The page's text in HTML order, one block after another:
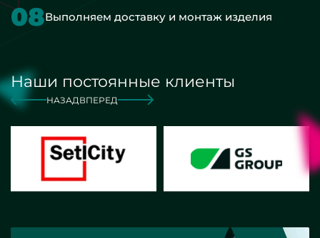
08Выполняем доставку и монтаж изделия
Наши постоянные клиенты
НАЗАД ВПЕРЕД